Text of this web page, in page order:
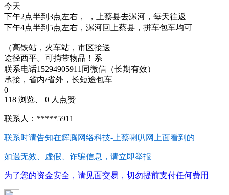
今天
下午2点半到3点左右， ，上蔡县去漯河，每天往返
下午4点半到5点左右，漯河回上蔡县，拼车包车均可
（高铁站，火车站，市区接送
途径西平。可捎带物品！系
联系电话15294905911同微信（长期有效）
承接，省内/省外，长短途包车
0
118 浏览、 0 人点赞
联系人：*****5911
联系时请告知在辉腾网络科技-上蔡喇叭网 上面看到的
如遇无效、虚假、诈骗信息，请立即举报
为了您的资金安全，请见面交易，切勿提前支付任何费用